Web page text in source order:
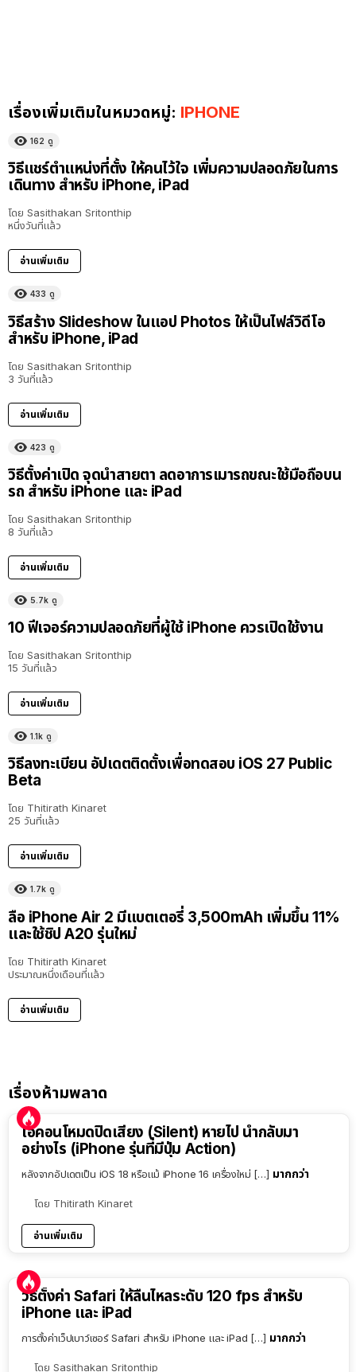
เรื่องเพิ่มเติมในหมวดหมู่: IPHONE
162 ดู
วิธีแชร์ตำแหน่งที่ตั้ง ให้คนไว้ใจ เพิ่มความปลอดภัยในการ
เดินทาง สำหรับ iPhone, iPad
โดย Sasithakan Sritonthip
หนึ่งวันที่แล้ว
อ่านเพิ่มเติม
433 ดู
วิธีสร้าง Slideshow ในแอป Photos ให้เป็นไฟล์วิดีโอ
สำหรับ iPhone, iPad
โดย Sasithakan Sritonthip
3 วันที่แล้ว
อ่านเพิ่มเติม
423 ดู
วิธีตั้งค่าเปิด จุดนำสายตา ลดอาการเมารถขณะใช้มือถือบน
รถ สำหรับ iPhone และ iPad
โดย Sasithakan Sritonthip
8 วันที่แล้ว
อ่านเพิ่มเติม
5.7k ดู
10 ฟีเจอร์ความปลอดภัยที่ผู้ใช้ iPhone ควรเปิดใช้งาน
โดย Sasithakan Sritonthip
15 วันที่แล้ว
อ่านเพิ่มเติม
1.1k ดู
วิธีลงทะเบียน อัปเดตติดตั้งเพื่อทดสอบ iOS 27 Public
Beta
โดย Thitirath Kinaret
25 วันที่แล้ว
อ่านเพิ่มเติม
1.7k ดู
ลือ iPhone Air 2 มีแบตเตอรี่ 3,500mAh เพิ่มขึ้น 11%
และใช้ชิป A20 รุ่นใหม่
โดย Thitirath Kinaret
ประมาณหนึ่งเดือนที่แล้ว
อ่านเพิ่มเติม
เรื่องห้ามพลาด
ไอคอนโหมดปิดเสียง (Silent) หายไป นำกลับมา
อย่างไร (iPhone รุ่นที่มีปุ่ม Action)
หลังจากอัปเดตเป็น iOS 18 หรือแม้ iPhone 16 เครื่องใหม่ […] มากกว่า
โดย Thitirath Kinaret
อ่านเพิ่มเติม
วิธีตั้งค่า Safari ให้ลื่นไหลระดับ 120 fps สำหรับ
iPhone และ iPad
การตั้งค่าเว็ปเบาว์เซอร์ Safari สำหรับ iPhone และ iPad […] มากกว่า
โดย Sasithakan Sritonthip